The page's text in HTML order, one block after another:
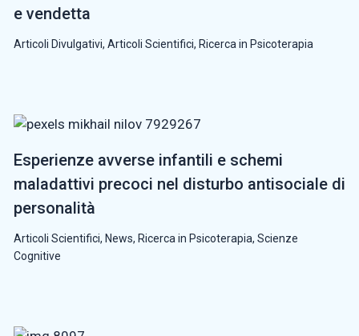
e vendetta
Articoli Divulgativi, Articoli Scientifici, Ricerca in Psicoterapia
Esperienze avverse infantili e schemi
maladattivi precoci nel disturbo antisociale di
personalità
Articoli Scientifici, News, Ricerca in Psicoterapia, Scienze
Cognitive